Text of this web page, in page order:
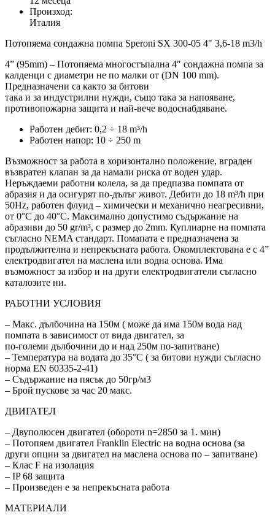
Произход:
Италия
Потопяема сондажна помпа Speroni SX 300-05 4" 3,6-18 m3/h
4” (95mm) – Потопяема многостъпална 4″ сондажна помпа за
калденци с диаметри не по малки от (DN 100 mm).
Предназначени са както за битови
така и за индустрилни нужди, също така за напояване,
противопожарна защита и най-вече водоснабдяване.
Работен дебит: 0,2 ÷ 18 m³/h
Работен напор: 10 ÷ 250 m
Възможност за работа в хоризонтално положение, вграден
възвратен клапан за да намали риска от воден удар.
Неръждаеми работни колела, за да предпазва помпата от
абразия и да осигурят по-дълъг живот. Дебити до 18 m³/h при
50Hz, работен флуид – химически и механично неагресивни,
от 0°C до 40°C. Максимално допустимо съдържание на
абразиви до 50 gr/m³, с размер до 2mm. Куплиарне на помпата
съгласно NEMA стандарт. Помапата е предназначена за
продължителна и непрекъсната работа. Окомплектована е с 4”
електродвигател на маслена или водна основа. Има
възможност за избор и на други електродвигатели съгласно
каталозите ни.
РАБОТНИ УСЛОВИЯ
– Макс. дълбочина на 150м ( може да има 150м вода над
помпата в зависимост от вида двигател, за
по-големи дълбочини до и над 250м по-запитване)
– Температура на водата до 35°C ( за битови нужди съгласно
норма EN 60335-2-41)
– Съдържание на пясък до 50гр/м3
– Брой пускове за час 20 макс.
ДВИГАТЕЛ
– Двуполюсен двигател (обороти n=2850 за 1. мин)
– Потопяем двигател Franklin Electric на водна основа (за
други опции за двигател на маслена основа по – запитване)
– Клас F на изолация
– IP 68 защитa
– Произведен е за непрекъсната работа
МАТЕРИАЛИ